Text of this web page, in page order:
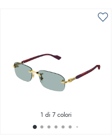
1 di 7 colori